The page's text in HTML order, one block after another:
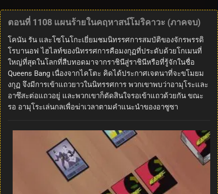
ตอนที่ 1108 แผนร้ายในคฤหาสน์โมริคาวะ (ภาคจบ)
โคนัน รัน และโซโนโกะเยี่ยมชมนิทรรศการสมบัติของจักรพรรดิ
โรบานอฟ ไฮไลท์ของนิทรรศการคือมงกุฏที่ประดับด้วยโกเมนที่
ใหญ่ที่สุดในโลกที่สืบทอดมาจากราชินีสู่ราชินีหรือที่รู้จักในชื่อ
Queens Bang เนื่องจากไคโตะ คิดได้ประกาศเจตนาที่จะขโมยม
งกุฏ จึงมีการเข้าแถวยาวในนิทรรศการ พวกเขาพบว่าอามุโระและ
อาซึสะต่อแถวอยู่ และพวกเขาก็ตัดสินใจรอเข้าแถวด้วยกัน ขณะ
รอ อามุโระเล่นกลเพื่อฆ่าเวลาตามคำแนะนำของอาซูซา